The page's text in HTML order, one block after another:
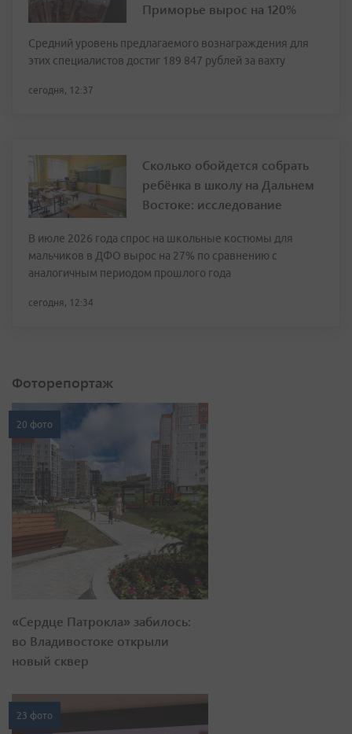
Приморье вырос на 120%
Средний уровень предлагаемого вознаграждения для
этих специалистов достиг 189 847 рублей за вахту
сегодня, 12:37
Сколько обойдется собрать
ребёнка в школу на Дальнем
Востоке: исследование
В июле 2026 года спрос на школьные костюмы для
мальчиков в ДФО вырос на 27% по сравнению с
аналогичным периодом прошлого года
сегодня, 12:34
Фоторепортаж
20 фото
«Сердце Патрокла» забилось:
во Владивостоке открыли
новый сквер
23 фото